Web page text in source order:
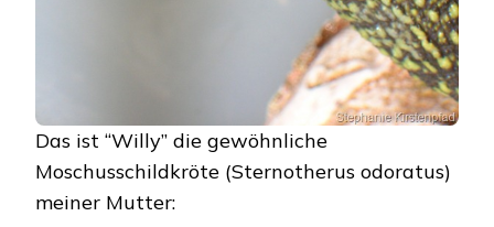
Das ist “Willy” die gewöhnliche
Moschusschildkröte (Sternotherus odoratus)
meiner Mutter: